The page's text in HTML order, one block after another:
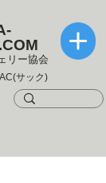
リー協会
サック)